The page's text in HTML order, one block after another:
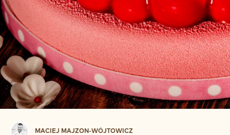
MaciejMACIEJ MAJZON-WÓJTOWICZ